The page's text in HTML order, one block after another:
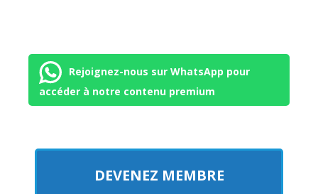
Rejoignez-nous sur WhatsApp pour
accéder à notre contenu premium
DEVENEZ MEMBRE